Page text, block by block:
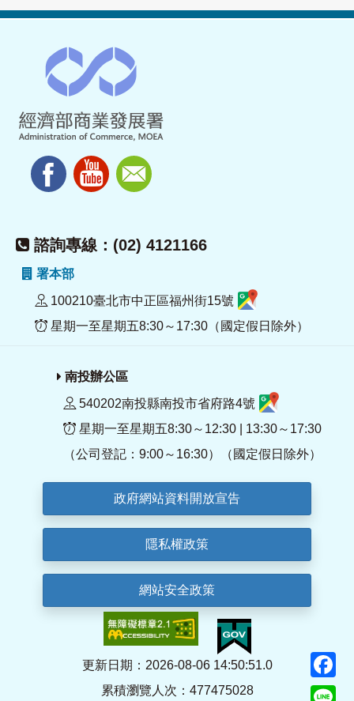
諮詢專線：(02) 4121166
署本部
100210臺北市中正區福州街15號
星期一至星期五8:30～17:30（國定假日除外）
南投辦公區
540202南投縣南投市省府路4號
星期一至星期五8:30～12:30 | 13:30～17:30
（公司登記：9:00～16:30）（國定假日除外）
政府網站資料開放宣告
隱私權政策
網站安全政策
更新日期：2026-08-06 14:50:51.0
累積瀏覽人次：477475028